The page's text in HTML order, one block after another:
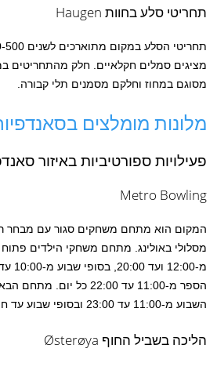
תחריטי סלע בחוות Haugen
מציגים סמלים חקלאיים. חלק מהתחריטים
מסוגם במחוז וחלקם מסמנים תלי קבורה.
מלונות מומלצים
פעילויות ספורטיביות באיזור
Metro Bowling
המקום הוא מתחם משחקים סגור עם מבחר
מסלולי באולינג. מתחם משחקי הילדים
הספר מ-11:00 עד 22:00 כל
השבוע מ-11:00 עד 23:00 ובסופי שבוע עד חצות.
הליכה בשביל החוף Østerøya